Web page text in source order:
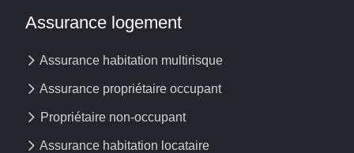
Assurance logement
Assurance habitation multirisque
Assurance propriétaire occupant
Propriétaire non-occupant
Assurance habitation locataire